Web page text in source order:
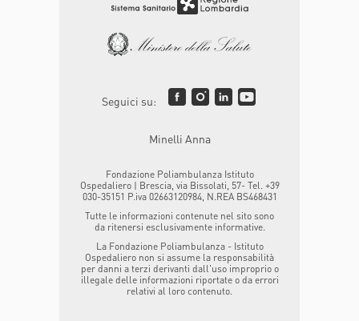
Seguici su:
Minelli Anna
Fondazione Poliambulanza Istituto
Ospedaliero | Brescia, via Bissolati, 57- Tel. +39
030-35151 P.iva 02663120984, N.REA BS468431
Tutte le informazioni contenute nel sito sono
da ritenersi esclusivamente informative.
La Fondazione Poliambulanza - Istituto
Ospedaliero non si assume la responsabilità
per danni a terzi derivanti dall'uso improprio o
illegale delle informazioni riportate o da errori
relativi al loro contenuto.